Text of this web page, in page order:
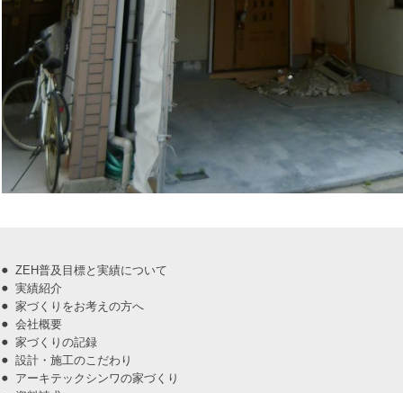
ZEH普及目標と実績について
実績紹介
家づくりをお考えの方へ
会社概要
家づくりの記録
設計・施工のこだわり
アーキテックシンワの家づくり